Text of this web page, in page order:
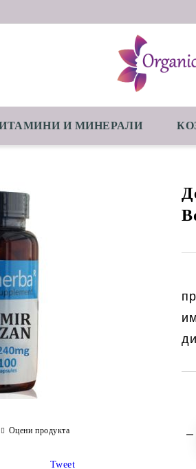
И МИНЕРАЛИ
Оцени продукта
Tweet